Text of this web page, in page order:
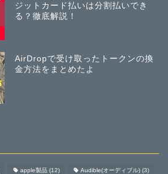
ジットカード払いは分割払いでき
る？徹底解説！
AirDropで受け取ったトークンの換
金方法をまとめたよ
apple製品 (12) Audible(オーディブル) (3)